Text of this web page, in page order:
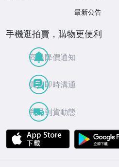
最新公告
手機逛拍賣，購物更便利
商品降價通知
買賣即時溝通
商品到貨動態
APP Store